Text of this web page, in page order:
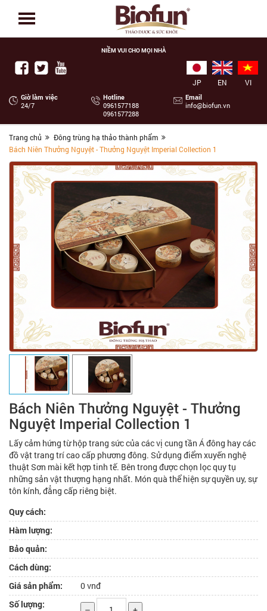
NIỀM VUI CHO MỌI NHÀ
VI
EN
JP
Giờ làm việc
24/7
Hotline
‭0961577188
0961577288
Email
info@biofun.vn
Trang chủ
Đông trùng hạ thảo thành phẩm
Bách Niên Thưởng Nguyệt - Thưởng Nguyệt Imperial Collection 1
Bách Niên Thưởng Nguyệt - Thưởng
Nguyệt Imperial Collection 1
Lấy cảm hứng từ hộp trang sức của các vị cung tần Á đông hay các
đồ vật trang trí cao cấp phương đông. Sử dụng điểm xuyến nghệ
thuật Sơn mài kết hợp tinh tế. Bên trong được chọn lọc quy tụ
những sản vật thượng hạng nhất. Món quà thể hiện sự quyền uy, sự
tôn kính, đẳng cấp riêng biệt.
Quy cách:
Hàm lượng:
Bảo quản:
Cách dùng:
Giá sản phẩm:
0 vnđ
Số lượng: